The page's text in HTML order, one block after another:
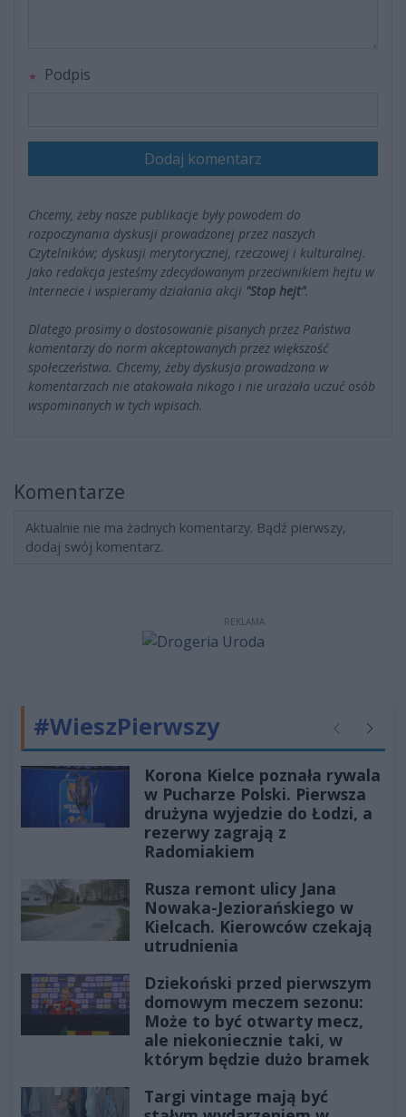
Podpis
Dodaj komentarz
Chcemy, żeby nasze publikacje były powodem do
rozpoczynania dyskusji prowadzonej przez naszych
Czytelników; dyskusji merytorycznej, rzeczowej i kulturalnej.
Jako redakcja jesteśmy zdecydowanym przeciwnikiem hejtu w
Internecie i wspieramy działania akcji "Stop hejt".
Dlatego prosimy o dostosowanie pisanych przez Państwa
komentarzy do norm akceptowanych przez większość
społeczeństwa. Chcemy, żeby dyskusja prowadzona w
komentarzach nie atakowała nikogo i nie urażała uczuć osób
wspominanych w tych wpisach.
Komentarze
Aktualnie nie ma żadnych komentarzy. Bądź pierwszy,
dodaj swój komentarz.
REKLAMA
#WieszPierwszy Poprzednie
Korona Kielce poznała rywala
w Pucharze Polski. Pierwsza
drużyna wyjedzie do Łodzi, a
rezerwy zagrają z
Radomiakiem
Rusza remont ulicy Jana
Nowaka-Jeziorańskiego w
Kielcach. Kierowców czekają
utrudnienia
Dziekoński przed pierwszym
domowym meczem sezonu:
Może to być otwarty mecz,
ale niekoniecznie taki, w
którym będzie dużo bramek
Targi vintage mają być